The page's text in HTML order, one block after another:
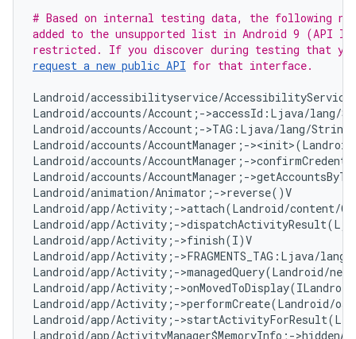
# Based on internal testing data, the following
added to the unsupported list in Android 9 (API
request a new public API for that interface.